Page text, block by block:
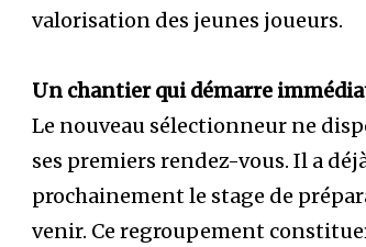
valorisation des jeunes joueurs.
Un chantier qui démarre
Le nouveau sélectionneur ne
ses premiers rendez-vous. Il a
prochainement le stage de
venir. Ce regroupement